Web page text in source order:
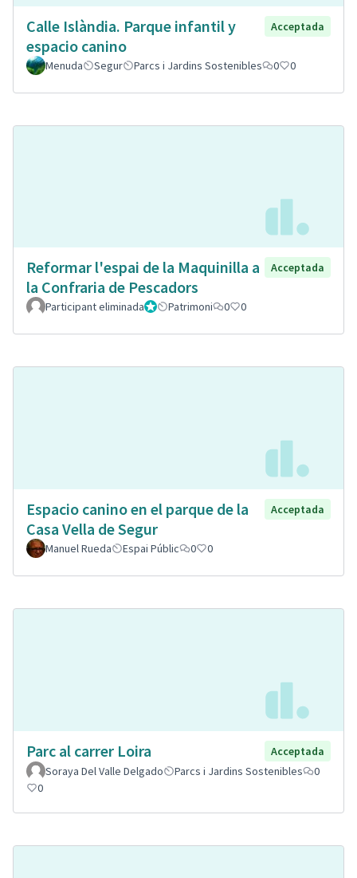
Calle Islàndia. Parque infantil y
espacio canino
Acceptada
Menuda Segur Parcs i Jardins Sostenibles 0 0
Reformar l'espai de la Maquinilla a
la Confraria de Pescadors
Acceptada
Participant eliminadaAdministrador
Patrimoni 0 0
Espacio canino en el parque de la
Casa Vella de Segur
Acceptada
Manuel Rueda Espai Públic 0 0
Parc al carrer Loira
Acceptada
Soraya Del Valle Delgado
Parcs i Jardins Sostenibles
0
0